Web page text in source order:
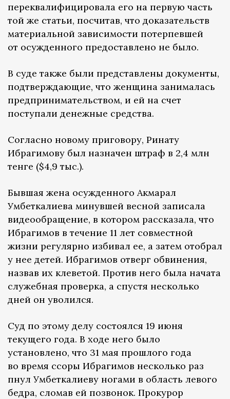
переквалифицировала его на первую часть
той же статьи, посчитав, что доказательств
материальной зависимости потерпевшей
от осужденного предоставлено не было.
В суде также были представлены документы,
подтверждающие, что женщина занималась
предпринимательством, и ей на счет
поступали денежные средства.
Согласно новому приговору, Ринату
Ибрагимову был назначен штраф в 2,4 млн
тенге ($4,9 тыс.).
Бывшая жена осужденного Акмарал
Умбеткалиева минувшей весной записала
видеообращение, в котором рассказала, что
Ибрагимов в течение 11 лет совместной
жизни регулярно избивал ее, а затем отобрал
у нее детей. Ибрагимов отверг обвинения,
назвав их клеветой. Против него была начата
служебная проверка, а спустя несколько
дней он уволился.
Суд по этому делу состоялся 19 июня
текущего года. В ходе него было
установлено, что 31 мая прошлого года
во время ссоры Ибрагимов несколько раз
пнул Умбеткалиеву ногами в область левого
бедра, сломав ей позвонок. Прокурор